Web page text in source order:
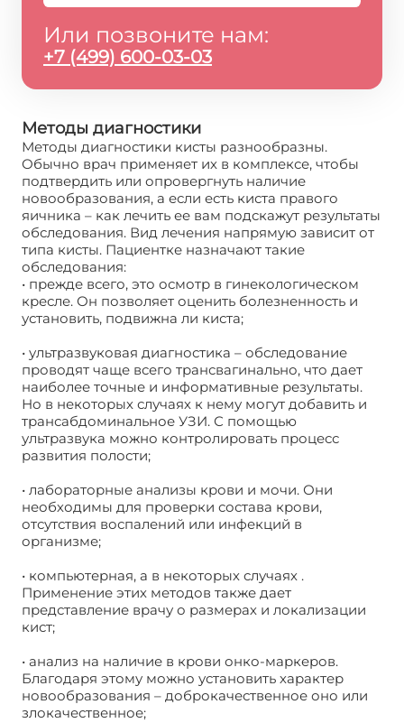
Или позвоните нам:
+7 (499) 600-03-03
Методы диагностики
Методы диагностики кисты разнообразны.
Обычно врач применяет их в комплексе, чтобы
подтвердить или опровергнуть наличие
новообразования, а если есть киста правого
яичника – как лечить ее вам подскажут результаты
обследования. Вид лечения напрямую зависит от
типа кисты. Пациентке назначают такие
обследования:
• прежде всего, это осмотр в гинекологическом
кресле. Он позволяет оценить болезненность и
установить, подвижна ли киста;
• ультразвуковая диагностика – обследование
проводят чаще всего трансвагинально, что дает
наиболее точные и информативные результаты.
Но в некоторых случаях к нему могут добавить и
трансабдоминальное УЗИ. С помощью
ультразвука можно контролировать процесс
развития полости;
• лабораторные анализы крови и мочи. Они
необходимы для проверки состава крови,
отсутствия воспалений или инфекций в
организме;
• компьютерная, а в некоторых случаях .
Применение этих методов также дает
представление врачу о размерах и локализации
кист;
• анализ на наличие в крови онко-маркеров.
Благодаря этому можно установить характер
новообразования – доброкачественное оно или
злокачественное;